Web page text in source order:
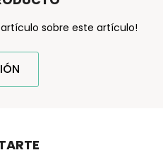
sobre este artículo!